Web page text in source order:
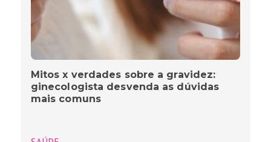
Mitos x verdades sobre a gravidez:
ginecologista desvenda as dúvidas
mais comuns